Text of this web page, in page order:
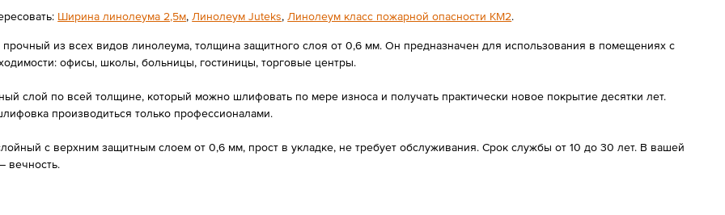
Ширина линолеума 2,5м, Линолеум Juteks, Линолеум класс пожарной опасности КМ2.
из всех видов линолеума, толщина защитного слоя от 0,6 мм. Он предназначен для использования в помещениях с
офисы, школы, больницы, гостиницы, торговые центры.
слой по всей толщине, который можно шлифовать по мере износа и получать практически новое покрытие десятки лет.
производиться только профессионалами.
с верхним защитным слоем от 0,6 мм, прост в укладке, не требует обслуживания. Срок службы от 10 до 30 лет. В вашей
вечность.